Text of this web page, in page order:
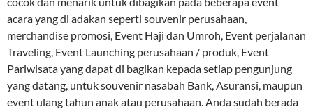
acara yang di adakan seperti souvenir perusahaan,
merchandise promosi, Event Haji dan Umroh, Event perjalanan
Traveling, Event Launching perusahaan / produk, Event
Pariwisata yang dapat di bagikan kepada setiap pengunjung
yang datang, untuk souvenir nasabah Bank, Asuransi, maupun
event ulang tahun anak atau perusahaan. Anda sudah berada